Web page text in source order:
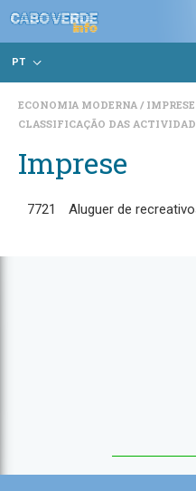
PT
ECONOMIA MODERNA
IMPRESE
CLASSIFICAÇÃO DAS
Imprese
7721 Aluguer de